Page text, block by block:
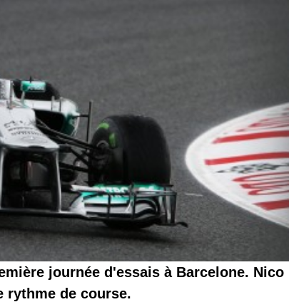
journée d'essais à Barcelone. Nico
rythme de course.